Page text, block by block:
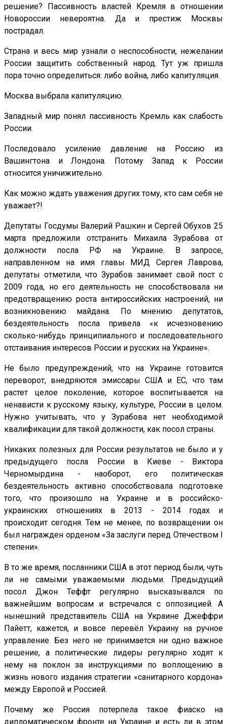
решение? Пассивность властей Кремля в отношении
Новороссии невероятна. Да и престиж Москвы
пострадал.
Страна и весь мир узнали о неспособности, нежелании
России защитить собственный народ. Тут уж пришла
пора точно определиться: либо война, либо капитуляция.
Москва выбрала капитуляцию.
Западный мир понял пассивность Кремль как слабость
России.
Последовало усиление давление на Россию из
Вашингтона и Лондона. Потому Запад к России
относится уничижительно.
Как можно ждать уважения других тому, кто сам себя не
уважает?!
Депутаты Госдумы Валерий Рашкин и Сергей Обухов 25
марта предложили отстранить Михаила Зурабова от
должности посла РФ на Украине. В запросе,
направленном на имя главы МИД Сергея Лаврова,
депутаты отметили, что Зурабов занимает свой пост с
2009 года, но его деятельность не способствовала ни
предотвращению роста антироссийских настроений, ни
возникновению майдана. По мнению депутатов,
бездеятельность посла привела «к исчезновению
сколько-нибудь принципиального и последовательного
отстаивания интересов России и русских на Украине».
Не было предупреждений, что на Украине готовится
переворот, внедряются эмиссары США и ЕС, что там
растет целое поколение, которое воспитывается на
ненависти к русскому языку, культуре, России в целом.
Нужно учитывать, что у Зурабова нет необходимой
квалификации для такой должности, как посол страны.
Никаких полезных для России результатов не было и у
предыдущего посла России в Киеве - Виктора
Черномырдина - наоборот, его политическая
бездеятельность активно способствовала подготовке
того, что произошло на Украине и в российско-
украинских отношениях в 2013 - 2014 годах и
происходит сегодня. Тем не менее, по возвращении он
был награжден орденом «За заслуги перед Отечеством I
степени».
В то же время, посланники США в этот период были, чуть
ли не самыми уважаемыми людьми. Предыдущий
посол Джон Теффт регулярно высказывался по
важнейшим вопросам и встречался с оппозицией. А
нынешний представитель США на Украине Джеффри
Пайетт, кажется, и вовсе перевёл Украину на ручное
управление. Без него не принимается ни одно важное
решение, а политические лидеры регулярно ходят к
нему на поклон за инструкциями по воплощению в
жизнь нового издания стратегии «санитарного кордона»
между Европой и Россией.
Почему же Россия потерпела такое фиаско на
дипломатическом фронте на Украине и есть ли в этом